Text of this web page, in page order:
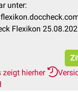
unter:
Flexikon
zeigt hierher